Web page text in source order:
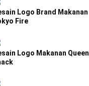
Logo Brand Makanan
Fire
Logo Makanan Queen